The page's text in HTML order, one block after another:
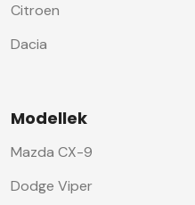
Citroen
Dacia
Modellek
Mazda CX-9
Dodge Viper